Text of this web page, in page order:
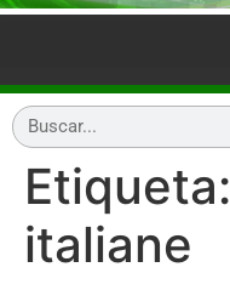
Etiqueta:
italiane